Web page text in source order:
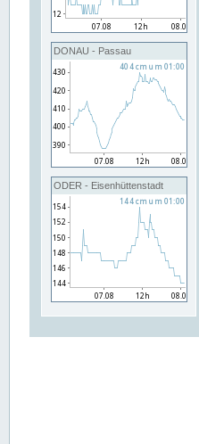
DONAU - Passau
ODER - Eisenhüttenstadt